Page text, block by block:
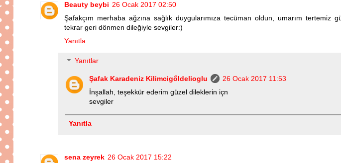
Beauty beybi 26 Ocak 2017 02:50
Şafakçım merhaba ağzına sağlık duygularımıza tecüman oldun, umarım tertemiz
tekrar geri dönmen dileğiyle sevgiler:)
Yanıtla
Yanıtlar
Şafak Karadeniz Kilimcigőldelioglu
26 Ocak 2017 11:53
İnşallah, teşekkür ederim güzel dileklerin içn
sevgiler
Yanıtla
sena zeyrek 26 Ocak 2017 15:22